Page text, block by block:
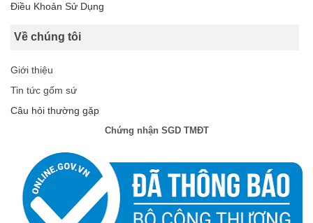
Điều Khoản Sử Dụng
Về chúng tôi
Giới thiệu
Tin tức gốm sứ
Câu hỏi thường gặp
Chứng nhận SGD TMĐT